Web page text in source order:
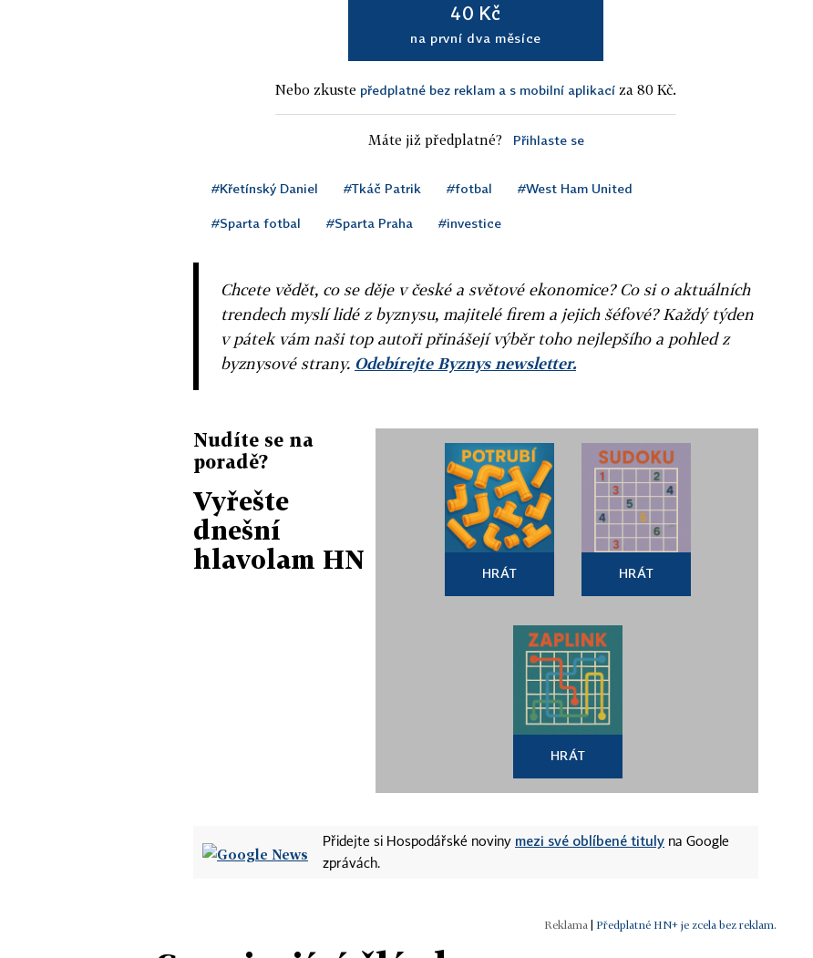
40 Kč
na první dva měsíce
Nebo zkuste předplatné bez reklam a s mobilní aplikací za 80 Kč.
Máte již předplatné? Přihlaste se
#Křetínský Daniel #Tkáč Patrik #fotbal #West Ham United
#Sparta fotbal #Sparta Praha #investice
Chcete vědět, co se děje v české a světové ekonomice? Co si o aktuálních
trendech myslí lidé z byznysu, majitelé firem a jejich šéfové? Každý týden
v pátek vám naši top autoři přinášejí výběr toho nejlepšího a pohled z
byznysové strany. Odebírejte Byznys newsletter.
Nudíte se na
poradě?
Vyřešte
dnešní
hlavolam HN
HRÁT HRÁT
HRÁT
Přidejte si Hospodářské noviny mezi své oblíbené tituly na Google
zprávách.
| Předplatné HN+ je zcela bez reklam.